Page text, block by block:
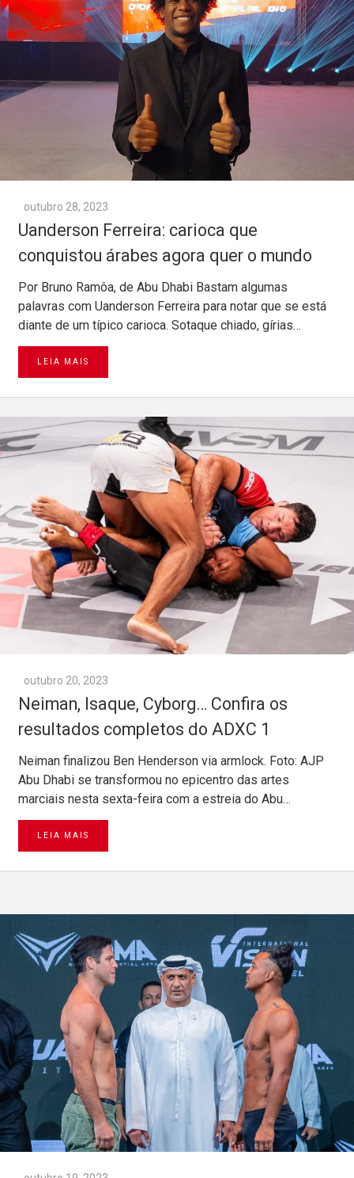
outubro 28, 2023
Uanderson Ferreira: carioca que
conquistou árabes agora quer o mundo
Por Bruno Ramôa, de Abu Dhabi Bastam algumas
palavras com Uanderson Ferreira para notar que se está
diante de um típico carioca. Sotaque chiado, gírias…
LEIA MAIS
outubro 20, 2023
Neiman, Isaque, Cyborg… Confira os
resultados completos do ADXC 1
Neiman finalizou Ben Henderson via armlock. Foto: AJP
Abu Dhabi se transformou no epicentro das artes
marciais nesta sexta-feira com a estreia do Abu…
LEIA MAIS